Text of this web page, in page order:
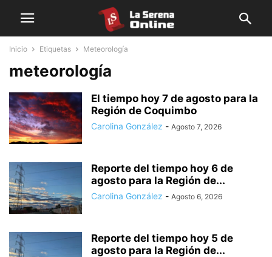
Inicio Etiquetas Meteorología
meteorología
El tiempo hoy 7 de agosto para la
Región de Coquimbo
Carolina González - Agosto 7, 2026
Reporte del tiempo hoy 6 de
agosto para la Región de...
Carolina González - Agosto 6, 2026
Reporte del tiempo hoy 5 de
agosto para la Región de...